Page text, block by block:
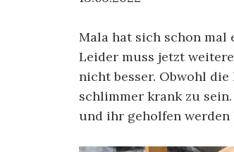
Mala hat sich schon mal
Leider muss jetzt
nicht besser. Obwohl
schlimmer krank zu
und ihr geholfen werden